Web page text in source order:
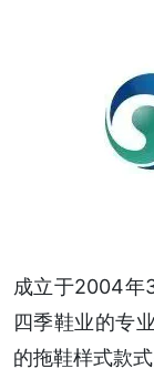
成立于2004年
四季鞋业的专
的拖鞋样式款式